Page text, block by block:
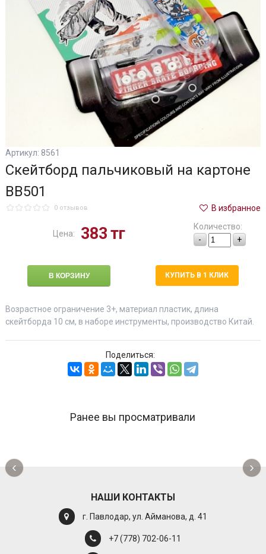
Артикул: 8561
Скейтборд пальчиковый на картоне
ВВ501
0 отзывов В избранное
Цена: 383тг
Количество:
-
+
КУПИТЬ В 1 КЛИК
Возрастное ограничение 3+, материал пластик, длина
скейтборда 10 см, в наборе инструменты, производство Китай.
Поделиться:
Ранее вы просматривали
‹ ›
НАШИ КОНТАКТЫ
г. Павлодар, ул. Айманова, д. 41
+7 (778) 702-06-11